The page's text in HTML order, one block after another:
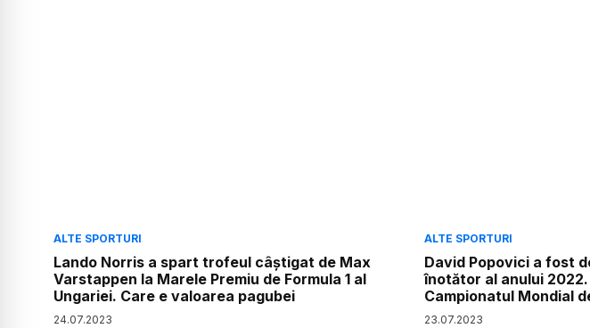
ALTE SPORTURI
Lando Norris a spart trofeul câștigat de Max
Varstappen la Marele Premiu de Formula 1 al
Ungariei. Care e valoarea pagubei
24.07.2023
ALTE SPORTURI
David Popovici a fost
înotător al anului
Campionatul Mondial
23.07.2023